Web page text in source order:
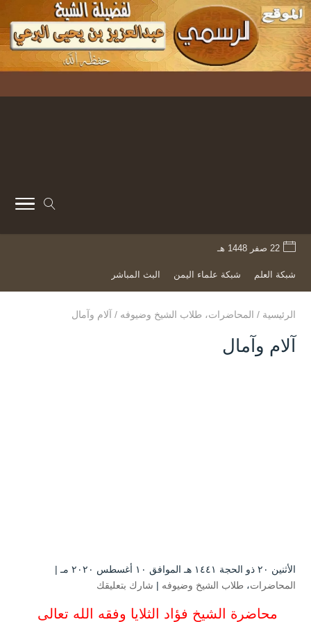
22 صفر 1448 هـ
شبكة العلم شبكة علماء اليمن البث المباشر
الرئيسية / المحاضرات، طلاب الشيخ وضيوفه / آلام وآمال
آلام وآمال
الأثنين ۲۰ ذو الحجة ۱٤٤۱ هـ الموافق ۱۰ أغسطس ۲۰۲۰ مـ |
المحاضرات، طلاب الشيخ وضيوفه | شارك بتعليقك
محاضرة الشيخ فؤاد الثلايا وفقه الله تعالى